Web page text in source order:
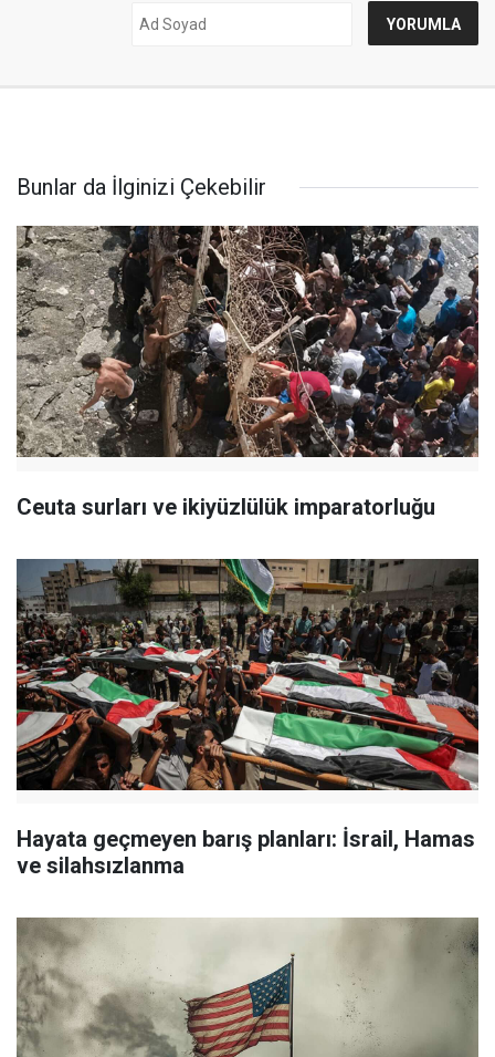
Bunlar da İlginizi Çekebilir
Ceuta surları ve ikiyüzlülük imparatorluğu
Hayata geçmeyen barış planları: İsrail, Hamas
ve silahsızlanma